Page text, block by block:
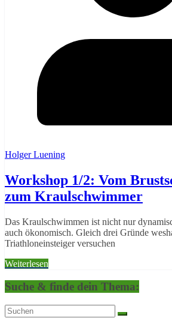
Holger Luening
Workshop 1/2: Vom
zum Kraulschwimmer
Das Kraulschwimmen ist nicht nur
auch ökonomisch. Gleich drei Gründe
Triathloneinsteiger versuchen
Weiterlesen
Suche & finde dein Thema: